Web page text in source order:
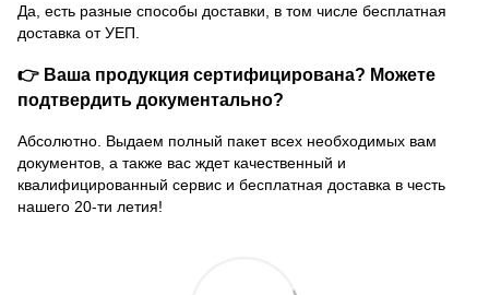
Да, есть разные способы доставки, в том числе бесплатная
доставка от УЕП.
👉 Ваша продукция сертифицирована? Можете
подтвердить документально?
Абсолютно. Выдаем полный пакет всех необходимых вам
документов, а также вас ждет качественный и
квалифицированный сервис и бесплатная доставка в честь
нашего 20-ти летия!